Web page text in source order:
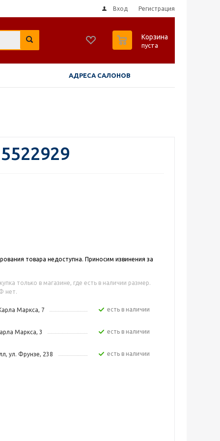
Вход Регистрация
Корзина
пуста
АДРЕСА САЛОНОВ
товара недоступна. Приносим извинения за
только в магазине, где есть в наличии размер.
нет.
Маркса, 7 Есть в наличии
Маркса, 3 Есть в наличии
ул. Фрунзе, 238 Есть в наличии